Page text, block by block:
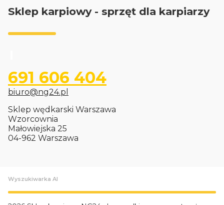
Sklep karpiowy - sprzęt dla karpiarzy
691 606 404
biuro@ng24.pl
Sklep wędkarski Warszawa
Wzorcownia
Małowiejska 25
04-962 Warszawa
Wyszukiwarka AI